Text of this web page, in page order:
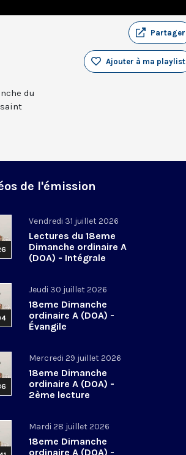
Partager
Ajouter à ma playlist
du
de l'émission
Vendredi 31 juillet 2026
Lectures du 18eme
Dimanche ordinaire A
(DOA) - Intégrale
Jeudi 30 juillet 2026
18eme Dimanche
ordinaire A (DOA) -
Évangile
Mercredi 29 juillet 2026
18eme Dimanche
ordinaire A (DOA) -
2ème lecture
Mardi 28 juillet 2026
18eme Dimanche
ordinaire A (DOA) -